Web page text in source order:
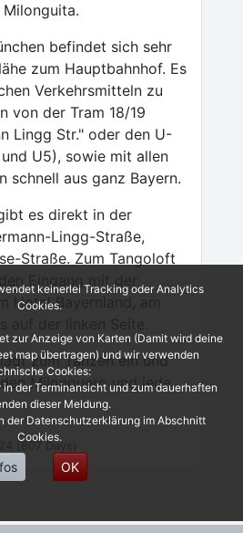
befindet sich sehr
zum Hauptbahnhof. Es
Verkehrsmitteln zu
von der Tram 18/19
Lingg Str." oder den U-
und U5), sowie mit allen
schnell aus ganz Bayern.
es direkt in der
Lingg-Straße,
Straße. Zum Tangoloft
Eingang mit der
Hotel Bayernland, am
zum Tanzen ein und
Milonguero und jede
(807 Days)
keinerlei Tracking oder Analytics
Cookies.
zur Anzeige von Karten (Damit wird deine
map übertragen) und wir verwenden
Cookies:
der Terminansicht und zum dauerhaften
dieser Meldung.
der Datenschutzerklärung im Abschnitt
Cookies.
OK